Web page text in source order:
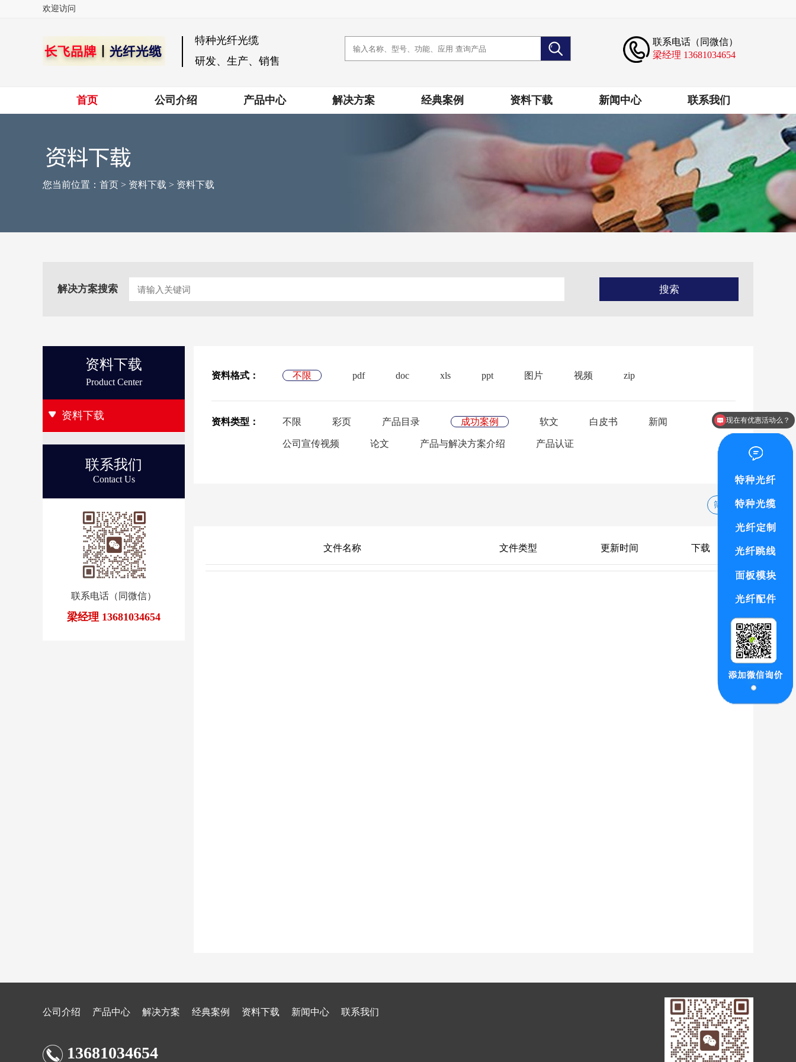
欢迎访问
特种光纤光缆
研发、生产、销售
联系电话（同微信）
梁经理 13681034654
首页 公司介绍 产品中心 解决方案 经典案例 资料下载 新闻中心 联系我们
您当前位置： 首页 > 资料下载 > 资料下载
解决方案搜索
资料下载
Product Center
资料下载
联系我们
Contact Us
联系电话（同微信）
梁经理 13681034654
资料格式： 不限 pdf doc xls ppt 图片 视频 zip
资料类型： 不限 彩页 产品目录 成功案例 软文 白皮书 新闻
公司宣传视频 论文 产品与解决方案介绍 产品认证
筛选重置
文件名称 文件类型 更新时间 下载
公司介绍 产品中心 解决方案 经典案例 资料下载 新闻中心 联系我们
13681034654
现在有优惠活动么？